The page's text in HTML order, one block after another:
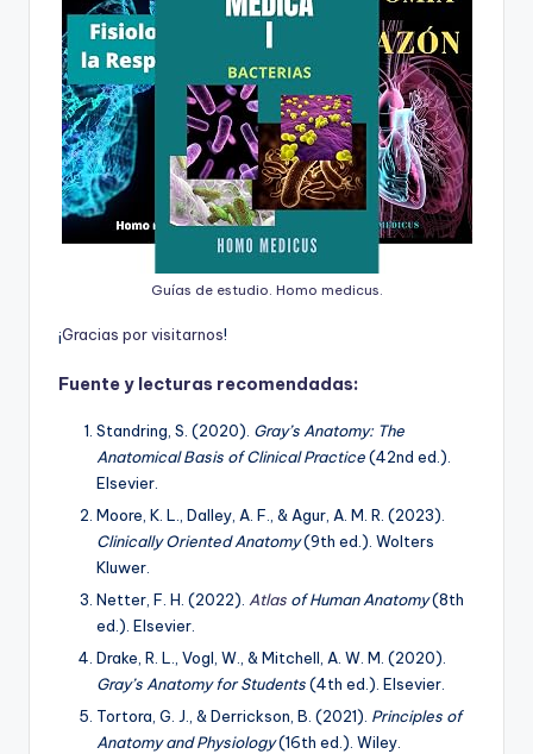
Guías de estudio. Homo medicus.
¡Gracias porvisitarnos!
Fuente y lecturas recomendadas:
Standring, S. (2020). Gray’s Anatomy: The
Anatomical Basis of Clinical Practice(42nd ed.).
Elsevier.
Moore, K. L., Dalley, A. F., & Agur, A. M. R. (2023).
Clinically Oriented Anatomy(9th ed.). Wolters
Kluwer.
Netter, F. H. (2022). Atlas of Human Anatomy(8th
ed.). Elsevier.
Drake, R. L., Vogl, W., & Mitchell, A. W. M. (2020).
Gray’s Anatomy for Students(4th ed.). Elsevier.
Tortora, G. J., & Derrickson, B. (2021). Principles of
Anatomy and Physiology(16th ed.). Wiley.